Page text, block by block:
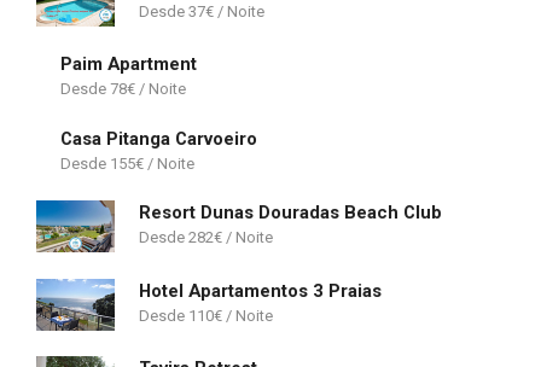
37€
Paim Apartment
78€
Casa Pitanga Carvoeiro
155€
Resort Dunas Douradas Beach Club
282€
Hotel Apartamentos 3 Praias
110€